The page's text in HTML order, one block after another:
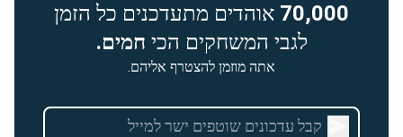
70,000 אוהדים מתעדכנים כל הזמן
לגבי המשחקים הכי חמים.
אתה מוזמן להצטרף אליהם.